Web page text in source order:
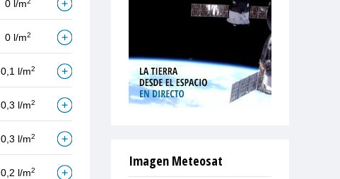
0 l/m
0 l/m2
0,1 l/m2
0,3 l/m2
0,3 l/m2
0,2 l/m2
Imagen Meteosat